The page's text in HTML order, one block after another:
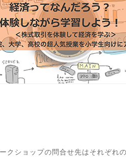
クショップの問合せ先はそれぞれ